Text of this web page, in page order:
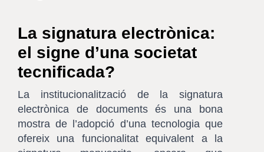
La signatura electrònica:
el signe d’una societat
tecnificada?
La institucionalització de la signatura
electrònica de documents és una bona
mostra de l’adopció d’una tecnologia que
ofereix una funcionalitat equivalent a la